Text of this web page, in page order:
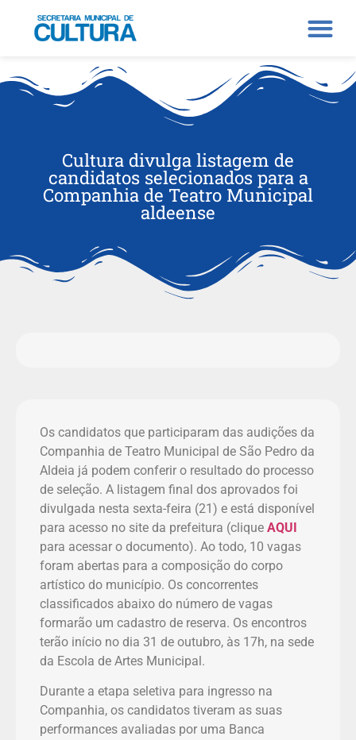
Cultura divulga listagem de
candidatos selecionados para a
Companhia de Teatro Municipal
aldeense
Os candidatos que participaram das audições da
Companhia de Teatro Municipal de São Pedro da
Aldeia já podem conferir o resultado do processo
de seleção. A listagem final dos aprovados foi
divulgada nesta sexta-feira (21) e está disponível
para acesso no site da prefeitura (clique AQUI
para acessar o documento). Ao todo, 10 vagas
foram abertas para a composição do corpo
artístico do município. Os concorrentes
classificados abaixo do número de vagas
formarão um cadastro de reserva. Os encontros
terão início no dia 31 de outubro, às 17h, na sede
da Escola de Artes Municipal.
Durante a etapa seletiva para ingresso na
Companhia, os candidatos tiveram as suas
performances avaliadas por uma Banca